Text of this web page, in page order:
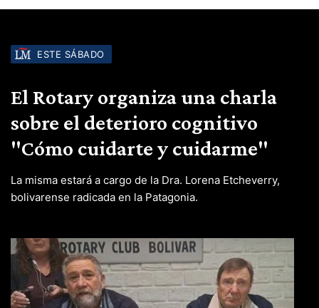
ESTE SÁBADO
El Rotary organiza una charla
sobre el deterioro cognitivo
"Cómo cuidarte y cuidarme"
La misma estará a cargo de la Dra. Lorena Etcheverry,
bolivarense radicada en la Patagonia.